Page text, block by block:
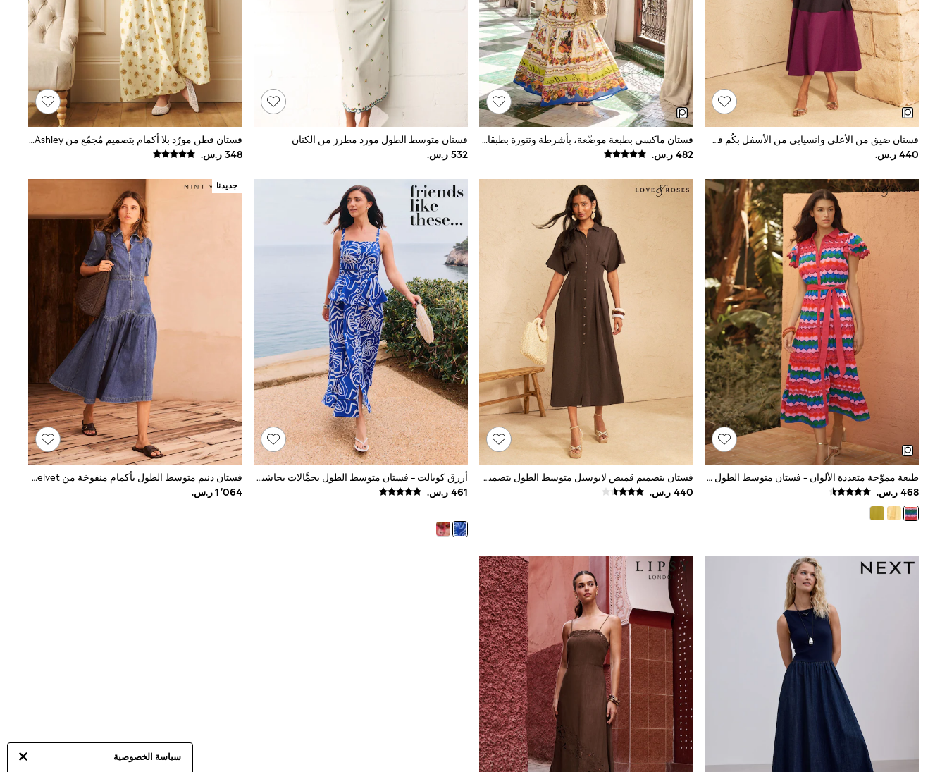
سياسة الخصوصية
Sandals
Swimwear
Jumpsuits & Playsuits
Beachwear
Skirts
Trousers
Sunglasses
Sun Hats & Caps
Boys' Holiday Shop
Boys' Travel Styles
Sunset Styles
Sets & Outfits
Linen Collection
Tops & T-Shirts
Shirts
Polo Shirts
Swimwear
Sandals & Clogs
Sun Safe
Rash Vests
Sun Hats & Caps
Sunglasses
Baby Holiday Shop
Baby Summer Nightwear
Occasionwear
Dresses
Sets & Outfits
Rompers
Swimwear
Sun Hats & Caps
Mens' Holiday Shop
Occasionwear
Shirts
Linen Collection
Polo Shirts
Jeans
Sandals
Hats & Caps
Beach Towels
Travel Bags
Luggage
Angel & Rocket
B by Ted Baker
Baker by Ted Baker
Boden
Lipsy
فستان ضيق من الأعلى وانسيابي من الأسفل بكُم قصير بقصة مفصلة خصوصًا وبألوان متباينة من Love & Roses
فستان ماكسي بطبعة موضّعة، بأشرطة وتنورة بطبقات من مزيج القطن والفيسكوز من Lipsy
فستان متوسط الطول مورد مطرز من الكتان
فستان قطن مورّد بلا أكمام بتصميم مُجمّع من Laura Ashley
طبعة مموّجة متعددة الألوان - فستان متوسط الطول بتصميم قميص مزيّن بحواف متعرجة من القطن من Love & Roses
فستان بتصميم قميص لايوسيل متوسط الطول بتصميم طيّات ذو تفصيل خاص من Love & Roses
أزرق كوبالت - فستان متوسط الطول بحمَّالات بحاشية كشكشة تشكيلة Lucy Mecklenburgh من Friends Like These
جديدنا
فستان دنيم متوسط الطول بأكمام منفوخة من Mint Velvet